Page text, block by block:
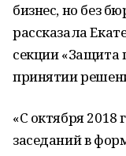
бизнес, но без
рассказала
секции «Защита
принятии
«С октября 2018
заседаний в